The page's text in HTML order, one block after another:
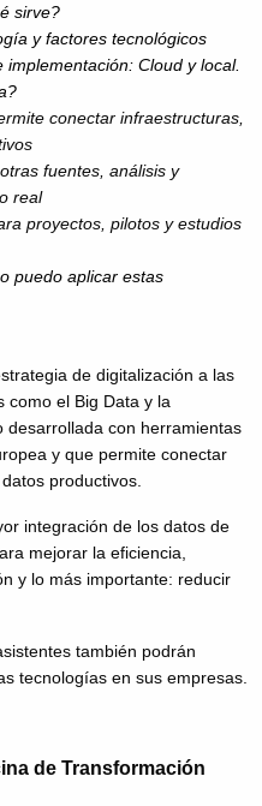
sirve?
y factores tecnológicos
Cloud y local.
conectar infraestructuras,
fuentes, análisis y
real
proyectos, pilotos y estudios
puedo aplicar estas
de digitalización a las
como el Big Data y la
desarrollada con herramientas
y que permite conectar
productivos.
integración de los datos de
mejorar la eficiencia,
y lo más importante: reducir
también podrán
tecnologías en sus empresas.
de Transformación